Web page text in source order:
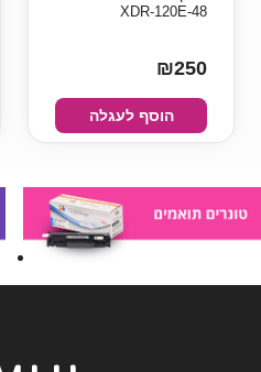
XDR-120E-48
₪250
הוסף לעגלה